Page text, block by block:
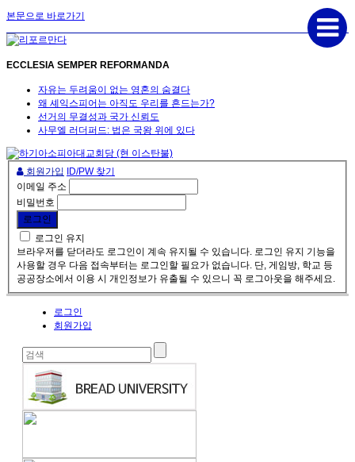
본문으로 바로가기
ECCLESIA SEMPER REFORMANDA
자유는 두려움이 없는 영혼의 숨결다
왜 셰익스피어는 아직도 우리를 흔드는가?
선거의 무결성과 국가 신뢰도
사무엘 러더퍼드: 법은 국왕 위에 있다
회원가입
ID/PW 찾기
이메일 주소
비밀번호
로그인 유지
브라우저를 닫더라도 로그인이 계속 유지될 수 있습니다. 로그인 유지 기능을
사용할 경우 다음 접속부터는 로그인할 필요가 없습니다. 단, 게임방, 학교 등
공공장소에서 이용 시 개인정보가 유출될 수 있으니 꼭 로그아웃을 해주세요.
로그인
회원가입